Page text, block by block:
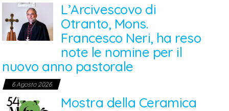
L’Arcivescovo di
Otranto, Mons.
Francesco Neri, ha reso
note le nomine per il
nuovo anno pastorale
6 Agosto 2026
Mostra della Ceramica